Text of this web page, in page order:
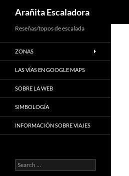
to
content
Arañita Escaladora
Reseñas/topos de escalada
ZONAS
LAS VÍAS EN GOOGLE MAPS
SOBRE LA WEB
SIMBOLOGÍA
INFORMACIÓN SOBRE VIAJES
Search
for: